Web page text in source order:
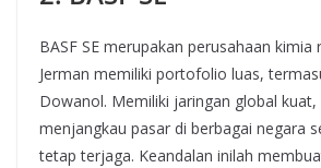
BASF SE merupakan perusahaan kimia
Jerman memiliki portofolio luas,
Dowanol. Memiliki jaringan global kuat,
menjangkau pasar di berbagai negara
tetap terjaga. Keandalan inilah